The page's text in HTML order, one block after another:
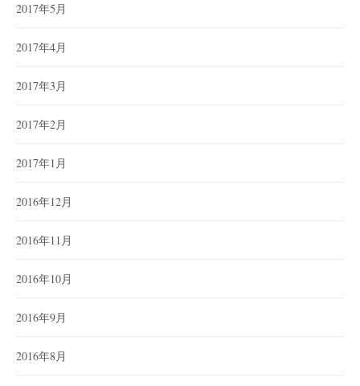
2017年5月
2017年4月
2017年3月
2017年2月
2017年1月
2016年12月
2016年11月
2016年10月
2016年9月
2016年8月